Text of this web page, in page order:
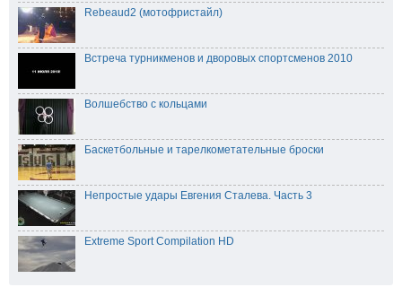
Rebeaud2 (мотофристайл)
Встреча турникменов и дворовых спортсменов 2010
Волшебство с кольцами
Баскетбольные и тарелкометательные броски
Непростые удары Евгения Сталева. Часть 3
Extreme Sport Compilation HD